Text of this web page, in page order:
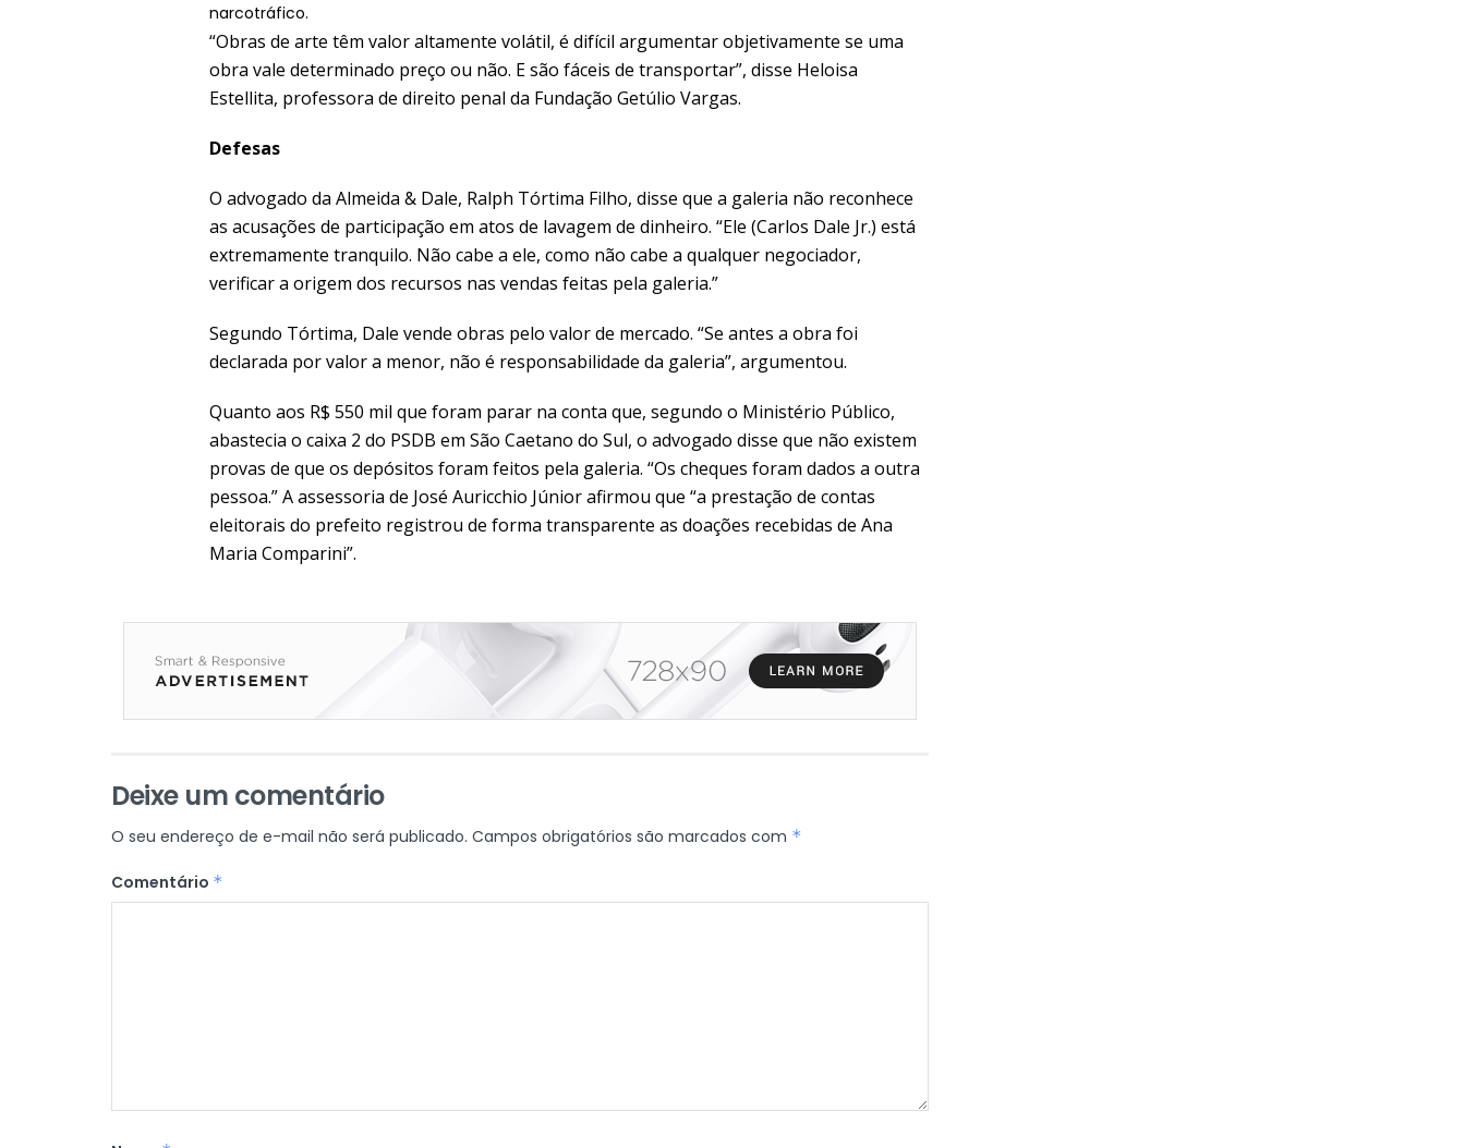
narcotráfico.
“Obras de arte têm valor altamente volátil, é difícil argumentar objetivamente se uma
obra vale determinado preço ou não. E são fáceis de transportar”, disse Heloisa
Estellita, professora de direito penal da Fundação Getúlio Vargas.
Defesas
O advogado da Almeida & Dale, Ralph Tórtima Filho, disse que a galeria não reconhece
as acusações de participação em atos de lavagem de dinheiro. “Ele (Carlos Dale Jr.) está
extremamente tranquilo. Não cabe a ele, como não cabe a qualquer negociador,
verificar a origem dos recursos nas vendas feitas pela galeria.”
Segundo Tórtima, Dale vende obras pelo valor de mercado. “Se antes a obra foi
declarada por valor a menor, não é responsabilidade da galeria”, argumentou.
Quanto aos R$ 550 mil que foram parar na conta que, segundo o Ministério Público,
abastecia o caixa 2 do PSDB em São Caetano do Sul, o advogado disse que não existem
provas de que os depósitos foram feitos pela galeria. “Os cheques foram dados a outra
pessoa.” A assessoria de José Auricchio Júnior afirmou que “a prestação de contas
eleitorais do prefeito registrou de forma transparente as doações recebidas de Ana
Maria Comparini”.
Deixe um comentário
O seu endereço de e-mail não será publicado. Campos obrigatórios são marcados com *
Comentário *